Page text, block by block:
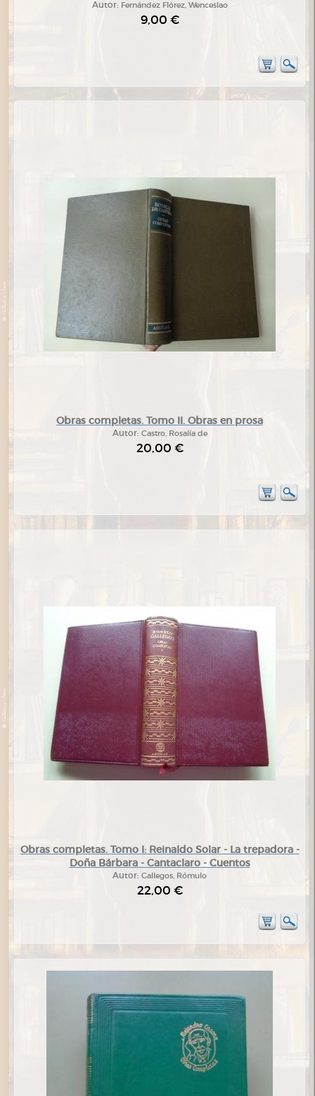
Autor: Fernández Flórez, Wenceslao
9,00 €
Obras completas. Tomo II. Obras en prosa
Autor: Castro, Rosalía de
20,00 €
Obras completas. Tomo I: Reinaldo Solar - La trepadora -
Doña Bárbara - Cantaclaro - Cuentos
Autor: Gallegos, Rómulo
22,00 €